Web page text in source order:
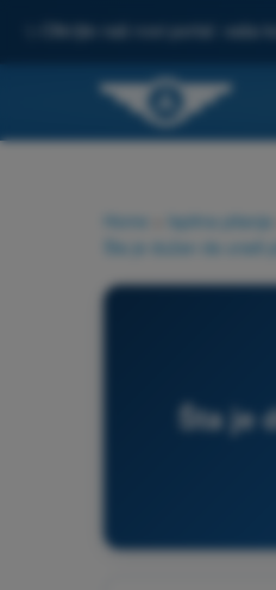
Otkrijte naš novi portal: vaša
Home Ispitna pitanja
Šta je